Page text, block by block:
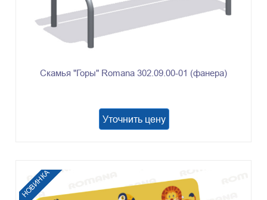
Уточнить цену
Скамья "Горы" Romana 302.09.00-01 (фанера)
НОВИНКА